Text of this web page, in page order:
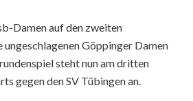
Damen auf den zweiten
Göppinger Damen
steht nun am dritten
gegen den SV Tübingen an.